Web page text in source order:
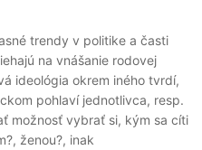
trendy v politike a časti
na vnášanie rodovej
ideológia okrem iného tvrdí,
pohlaví jednotlivca, resp.
možnosť vybrať si, kým sa cíti
ženou?, inak